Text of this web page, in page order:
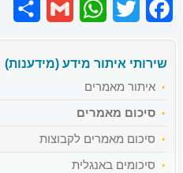
Facebook
Twitter
WhatsApp
Gmail
שירותי איתור מידע (מידענות)
איתור מאמרים
סיכום מאמרים
סיכום מאמרים לקבוצות
סיכומים באנגלית